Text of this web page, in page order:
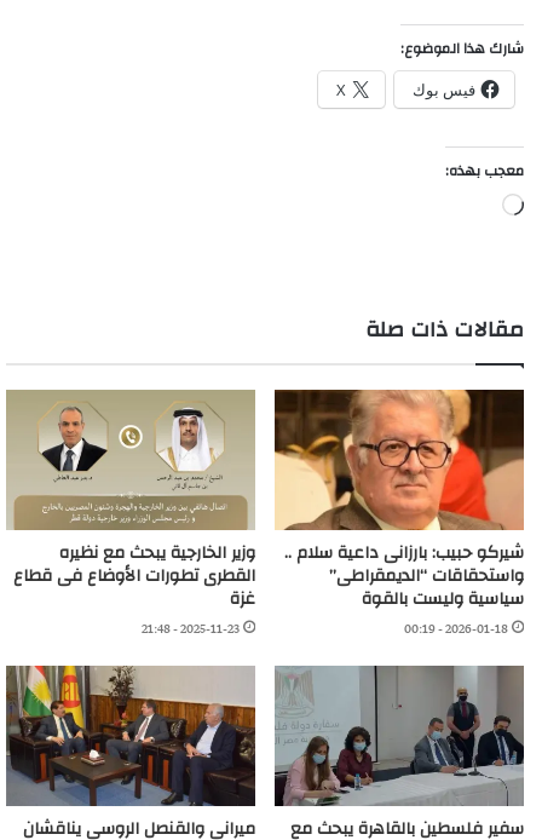
شارك هذا الموضوع:
فيس بوك X
معجب بهذه:
جاري
مقالات ذات صلة
شيركو حبيب: بارزانى داعية سلام ..
واستحقاقات “الديمقراطى”
سياسية وليست بالقوة
2026-01-18 - 00:19
وزير الخارجية يبحث مع نظيره
القطرى تطورات الأوضاع فى قطاع
غزة
2025-11-23 - 21:48
سفير فلسطين بالقاهرة يبحث مع ميرانى والقنصل الروسى يناقشان